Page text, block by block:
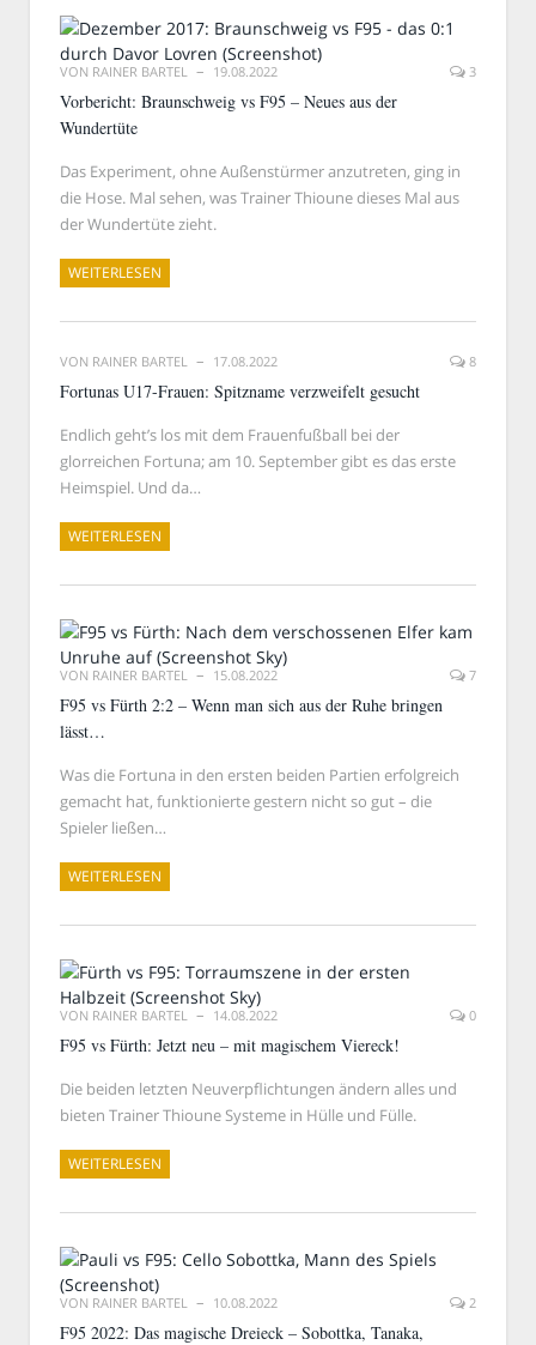
VON RAINER BARTEL 19.08.2022 3
Vorbericht: Braunschweig vs F95 – Neues aus der
Wundertüte
Das Experiment, ohne Außenstürmer anzutreten, ging in
die Hose. Mal sehen, was Trainer Thioune dieses Mal aus
der Wundertüte zieht.
WEITERLESEN
VON RAINER BARTEL 17.08.2022 8
Fortunas U17-Frauen: Spitzname verzweifelt gesucht
Endlich geht’s los mit dem Frauenfußball bei der
glorreichen Fortuna; am 10. September gibt es das erste
Heimspiel. Und da…
WEITERLESEN
VON RAINER BARTEL 15.08.2022 7
F95 vs Fürth 2:2 – Wenn man sich aus der Ruhe bringen
lässt…
Was die Fortuna in den ersten beiden Partien erfolgreich
gemacht hat, funktionierte gestern nicht so gut – die
Spieler ließen…
WEITERLESEN
VON RAINER BARTEL 14.08.2022 0
F95 vs Fürth: Jetzt neu – mit magischem Viereck!
Die beiden letzten Neuverpflichtungen ändern alles und
bieten Trainer Thioune Systeme in Hülle und Fülle.
WEITERLESEN
VON RAINER BARTEL 10.08.2022 2
F95 2022: Das magische Dreieck – Sobottka, Tanaka,